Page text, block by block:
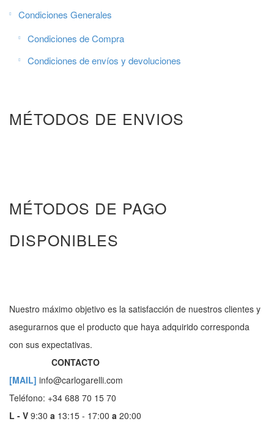
Condiciones Generales
Condiciones de Compra
Condiciones de envíos y devoluciones
MÉTODOS DE ENVIOS
MÉTODOS DE PAGO
DISPONIBLES
Nuestro máximo objetivo es la satisfacción de nuestros clientes y
asegurarnos que el producto que haya adquirido corresponda
con sus expectativas.
CONTACTO
[MAIL] info@carlogarelli.com
Teléfono: +34 688 70 15 70
L - V 9:30 a 13:15 - 17:00 a 20:00